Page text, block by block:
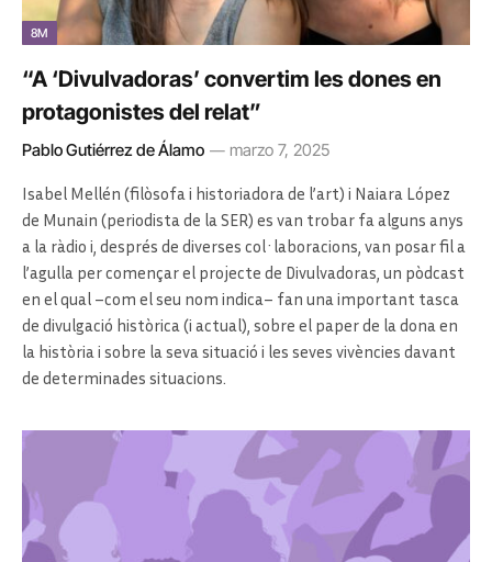
8M
“A ‘Divulvadoras’ convertim les dones en
protagonistes del relat”
Pablo Gutiérrez de Álamo marzo 7, 2025
Isabel Mellén (filòsofa i historiadora de l’art) i Naiara López
de Munain (periodista de la SER) es van trobar fa alguns anys
a la ràdio i, després de diverses col·laboracions, van posar fil a
l’agulla per començar el projecte de Divulvadoras, un pòdcast
en el qual –com el seu nom indica– fan una important tasca
de divulgació històrica (i actual), sobre el paper de la dona en
la història i sobre la seva situació i les seves vivències davant
de determinades situacions.